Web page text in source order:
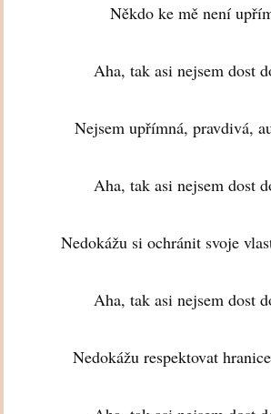
Někdo ke mě není
Aha, tak asi nejsem dost
Nejsem upřímná, pravdivá,
Aha, tak asi nejsem dost
Nedokážu si ochránit svoje
Aha, tak asi nejsem dost
Nedokážu respektovat